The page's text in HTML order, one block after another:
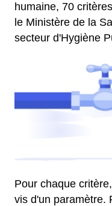
humaine, 70
le Ministère de la
secteur d'Hygiène
Pour chaque
vis d'un paramètre.